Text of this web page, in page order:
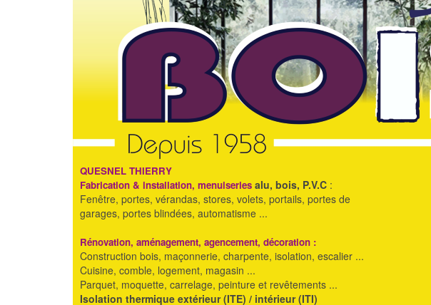
QUESNEL THIERRY
Fabrication & installation, menuiseries alu, bois, P.V.C :
Fenêtre, portes, vérandas, stores, volets, portails, portes de
garages, portes blindées, automatisme ...
Rénovation, aménagement, agencement, décoration :
Construction bois, maçonnerie, charpente, isolation, escalier ...
Cuisine, comble, logement, magasin ...
Parquet, moquette, carrelage, peinture et revêtements ...
Isolation thermique extérieur (ITE) / intérieur (ITI)